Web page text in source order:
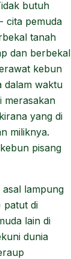
pisang
asal lampung
patut di
lain di
dunia